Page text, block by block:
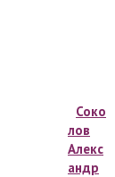
Соко
лов
Алекс
андр